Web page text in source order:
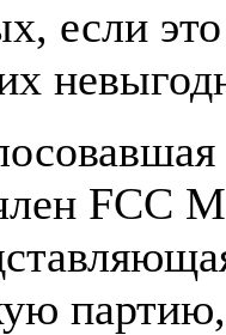
если это
FCC
партию,